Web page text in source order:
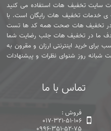
سایت تخفیف هات استفاده می کنید
ی خدمات تخفیف هات رایگان است. با
در تخفیف هات صحت همه کد ها تست
ما در تخفیف هات جلب رضایت شما
برای خرید اینترنتی ارزان و مقرون به
روز شنوای نظرات و پیشنهادات
تماس با ما
فروش :
017-321-51-106
0996-351-52-75